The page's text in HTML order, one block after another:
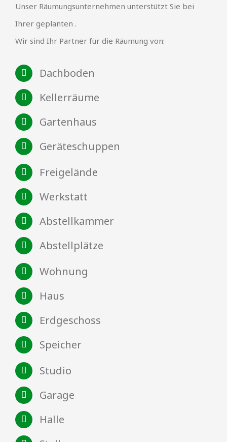
Unser Räumungsunternehmen unterstützt Sie bei
Ihrer geplanten .
Wir sind Ihr Partner für die Räumung von:
Dachboden
Kellerräume
Gartenhaus
Geräteschuppen
Freigelände
Werkstatt
Abstellkammer
Abstellplätze
Wohnung
Haus
Erdgeschoss
Speicher
Studio
Garage
Halle